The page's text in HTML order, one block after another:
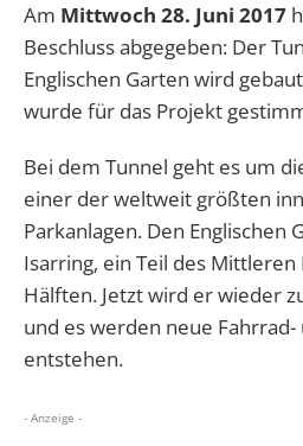
Am Mittwoch 28. Juni 2017
Beschluss abgegeben: Der
Englischen Garten wird
wurde für das Projekt
Bei dem Tunnel geht es um
einer der weltweit größten
Parkanlagen. Den Englischen
Isarring, ein Teil des Mittleren
Hälften. Jetzt wird er wieder
und es werden neue Fahrrad-
entstehen.
- Anzeige -